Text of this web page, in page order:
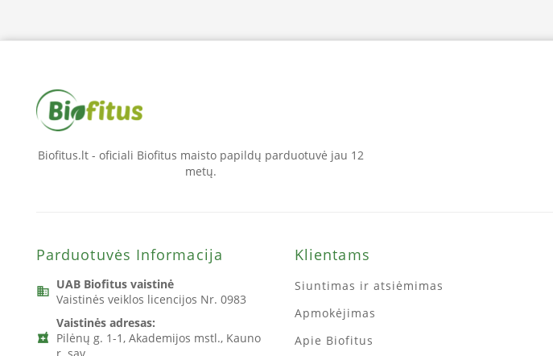
Biofitus.lt - oficiali Biofitus maisto papildų parduotuvė jau 12
metų.
Parduotuvės Informacija
business UAB Biofitus vaistinė
Vaistinės veiklos licencijos Nr. 0983
local_pharmacy
Vaistinės adresas:
Pilėnų g. 1-1, Akademijos mstl., Kauno
Klientams
Siuntimas ir atsiėmimas
Apmokėjimas
Apie Biofitus